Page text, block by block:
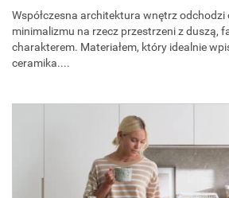
Współczesna architektura wnętrz odchodzi
minimalizmu na rzecz przestrzeni z duszą,
charakterem. Materiałem, który idealnie
ceramika....